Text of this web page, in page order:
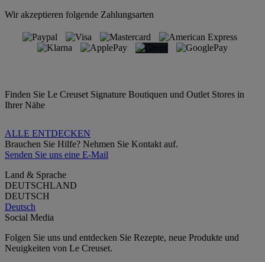
Wir akzeptieren folgende Zahlungsarten
Finden Sie Le Creuset Signature Boutiquen und Outlet Stores in
Ihrer Nähe
ALLE ENTDECKEN
Brauchen Sie Hilfe? Nehmen Sie Kontakt auf.
Senden Sie uns eine E-Mail
Land & Sprache
DEUTSCHLAND
DEUTSCH
Deutsch
Social Media
Folgen Sie uns und entdecken Sie Rezepte, neue Produkte und
Neuigkeiten von Le Creuset.